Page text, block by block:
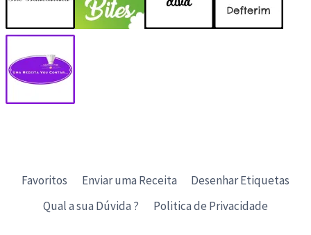
Favoritos Enviar uma Receita
Desenhar Etiquetas
Qual a sua Dúvida ?
Politica de Privacidade